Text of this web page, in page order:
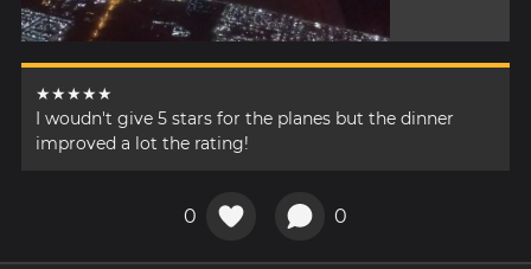
★★★★★
I woudn't give 5 stars for the planes but the dinner
improved a lot the rating!
0 0